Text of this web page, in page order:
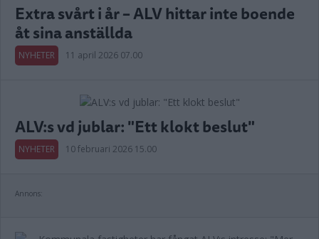
Extra svårt i år – ALV hittar inte boende
åt sina anställda
NYHETER 11 april 2026 07.00
ALV:s vd jublar: "Ett klokt beslut"
NYHETER 10 februari 2026 15.00
Annons: